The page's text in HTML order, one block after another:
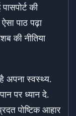
की
पाठ पढ़ा
की नीतिया
अपना स्वस्थ्य.
पर ध्यान दे.
पोष्टिक आहार